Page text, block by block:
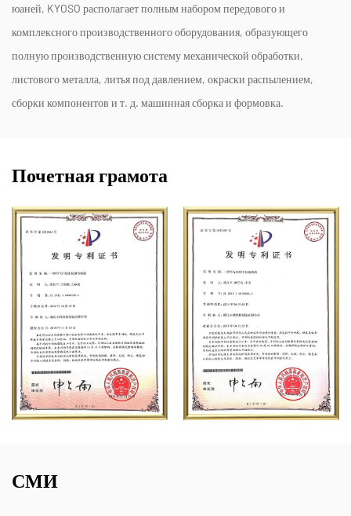
юаней, KYOSO располагает полным набором передового и
комплексного производственного оборудования, образующего
полную производственную систему механической обработки,
листового металла, литья под давлением, окраски распылением,
сборки компонентов и т. д. машинная сборка и формовка.
Почетная грамота
СМИ